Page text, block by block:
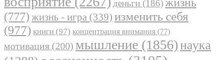
деньги (186)
(777) жизнь - игра (339) изменить себя
(977) книги (97) концентрация внимания (77)
мотивация (200) мышление (1856)наука